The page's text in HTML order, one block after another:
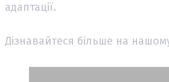
адаптації.
Дізнавайтеся більше на